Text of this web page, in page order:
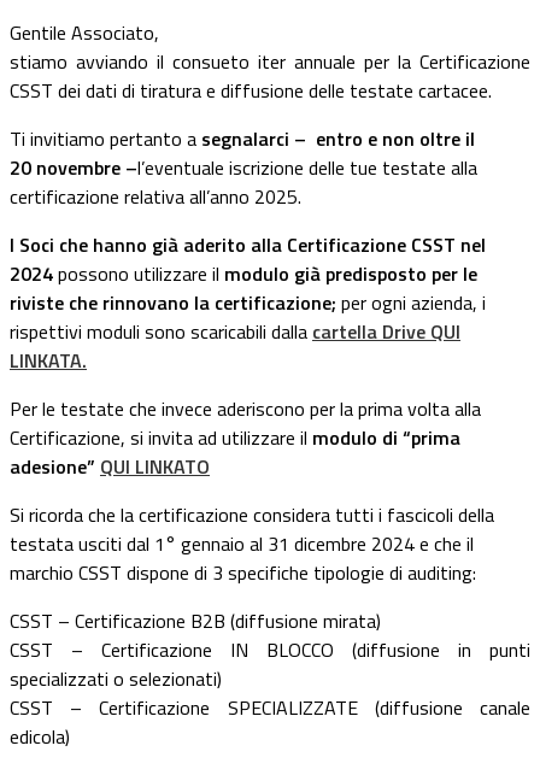
Gentile Associato,
stiamo avviando il consueto iter annuale per la Certificazione
CSST dei dati di tiratura e diffusione delle testate cartacee.
Ti invitiamo pertanto a segnalarci – entro e non oltre il
20 novembre –l’eventuale iscrizione delle tue testate alla
certificazione relativa all’anno 2025.
I Soci che hanno già aderito alla Certificazione CSST nel
2024possono utilizzare il modulo già predisposto per le
riviste che rinnovano la certificazione; per ogni azienda, i
rispettivi moduli sono scaricabili dalla cartella Drive QUI
LINKATA.
Per le testate che invece aderiscono per la prima volta alla
Certificazione, si invita ad utilizzare il modulo di “prima
adesione” QUI LINKATO
Si ricorda che la certificazione considera tutti i fascicoli della
testata usciti dal 1° gennaio al 31 dicembre 2024 e che il
marchio CSST dispone di 3 specifiche tipologie di auditing:
CSST – Certificazione B2B (diffusione mirata)
CSST – Certificazione IN BLOCCO (diffusione in punti
specializzati o selezionati)
CSST – Certificazione SPECIALIZZATE (diffusione canale
edicola)